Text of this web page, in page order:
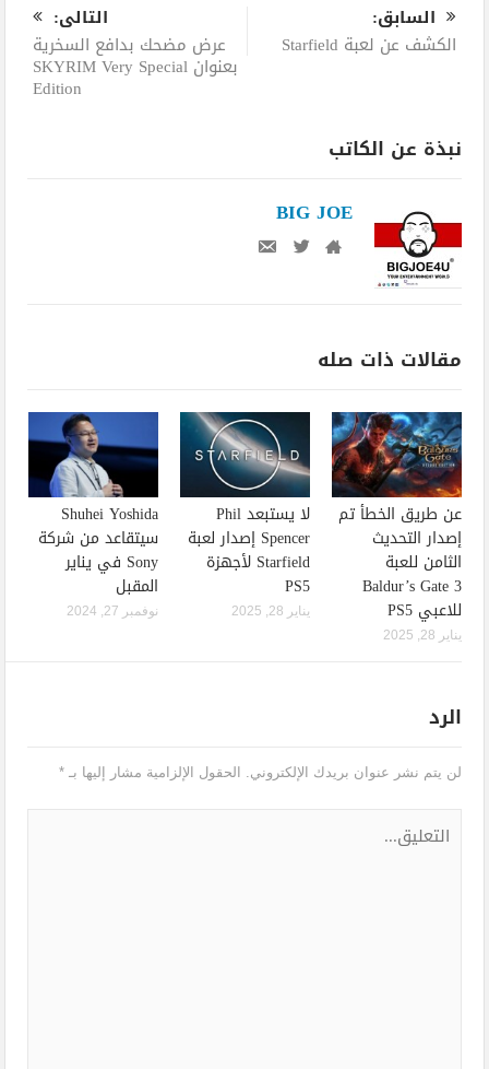
السابق:
الكشف عن لعبة Starfield
التالى:
عرض مضحك بدافع السخرية
بعنوان SKYRIM Very Special
Edition
نبذة عن الكاتب
BIG JOE
مقالات ذات صله
عن طريق الخطأ تم
إصدار التحديث
الثامن للعبة
Baldur’s Gate 3
للاعبي PS5
يناير 28, 2025
لا يستبعد Phil
Spencer إصدار لعبة
Starfield لأجهزة
PS5
يناير 28, 2025
Shuhei Yoshida
سيتقاعد من شركة
Sony في يناير
المقبل
نوفمبر 27, 2024
الرد
لن يتم نشر عنوان بريدك الإلكتروني. الحقول الإلزامية مشار إليها بـ*